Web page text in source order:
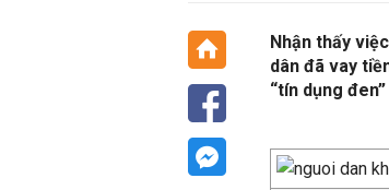
Nhận thấy
dân đã vay
“tín dụng